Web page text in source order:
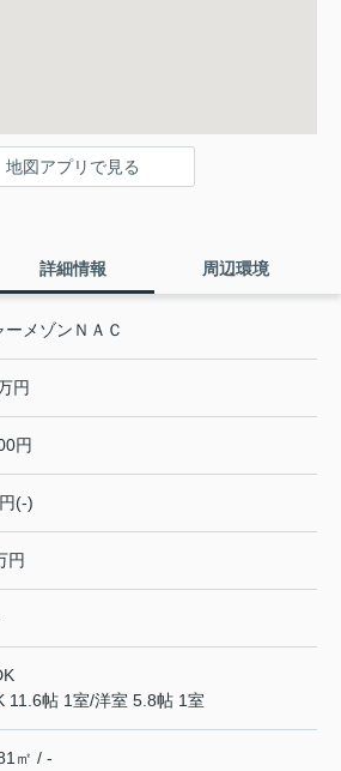
地図アプリで見る
詳細情報 周辺環境
ーメゾンＮＡＣ
円
円
(-)
円
11.6帖 1室/洋室 5.8帖 1室
㎡ / -